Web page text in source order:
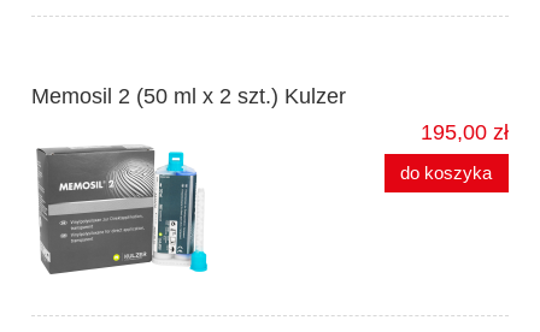
Memosil 2 (50 ml x 2 szt.) Kulzer
195,00 zł
do koszyka